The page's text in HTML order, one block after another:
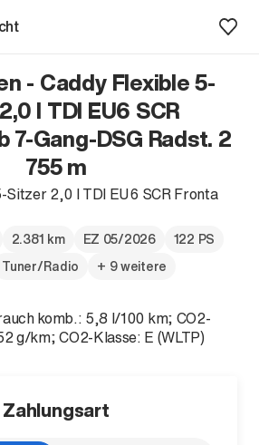
- Caddy Flexible 5-
l TDI EU6 SCR
7-Gang-DSG Radst. 2
755 m
Sitzer 2,0 l TDI EU6 SCR Fronta
2.381 km EZ 05/2026
122 PS
Tuner/Radio + 9 weitere
komb.: 5,8 l/100 km; CO2-
g/km; CO2-Klasse: E (WLTP)
Zahlungsart